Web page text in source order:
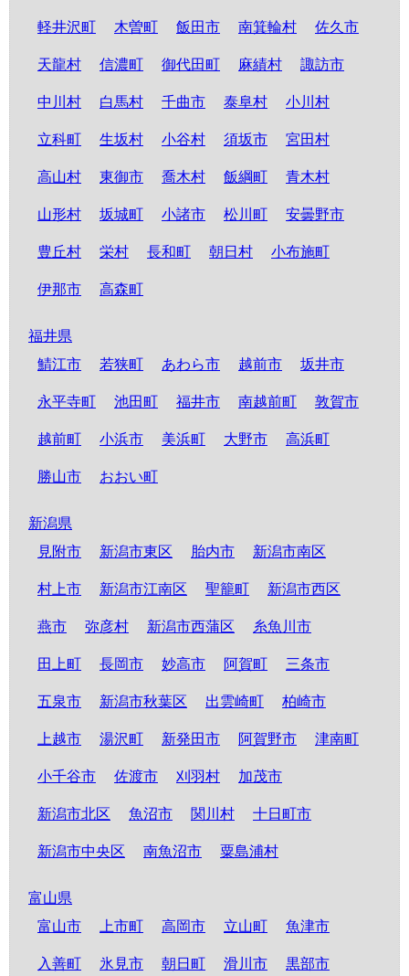
軽井沢町 木曽町 飯田市 南箕輪村 佐久市
天龍村 信濃町 御代田町 麻績村 諏訪市
中川村 白馬村 千曲市 泰阜村 小川村
立科町 生坂村 小谷村 須坂市 宮田村
高山村 東御市 喬木村 飯綱町 青木村
山形村 坂城町 小諸市 松川町 安曇野市
豊丘村 栄村 長和町 朝日村 小布施町
伊那市 高森町
福井県
鯖江市
若狭町 あわら市 越前市 坂井市
永平寺町 池田町 福井市 南越前町 敦賀市
越前町 小浜市 美浜町 大野市 高浜町
勝山市 おおい町
新潟県
見附市
新潟市東区 胎内市 新潟市南区
村上市 新潟市江南区 聖籠町 新潟市西区
燕市 弥彦村 新潟市西蒲区 糸魚川市
田上町 長岡市 妙高市 阿賀町 三条市
五泉市 新潟市秋葉区 出雲崎町 柏崎市
上越市 湯沢町 新発田市 阿賀野市 津南町
小千谷市 佐渡市 刈羽村 加茂市
新潟市北区 魚沼市 関川村 十日町市
新潟市中央区 南魚沼市 粟島浦村
富山県
富山市
上市町 高岡市 立山町 魚津市
入善町 氷見市 朝日町 滑川市 黒部市